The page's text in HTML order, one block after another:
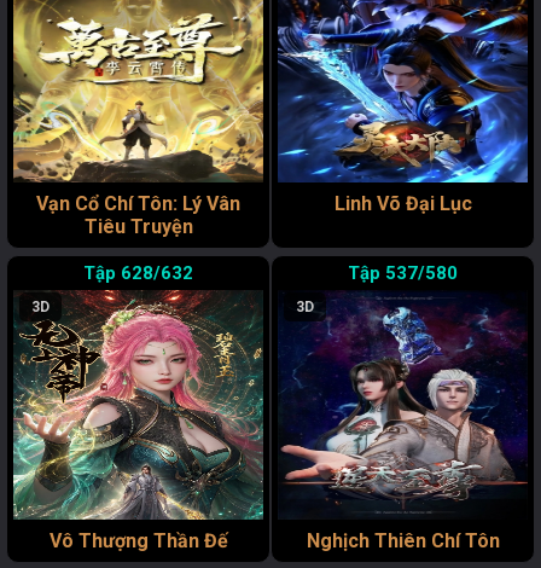
Vạn Cổ Chí Tôn: Lý Vân
Tiêu Truyện
Linh Võ Đại Lục
628/632
3D
Vô Thượng Thần Đế
537/580
3D
Nghịch Thiên Chí Tôn